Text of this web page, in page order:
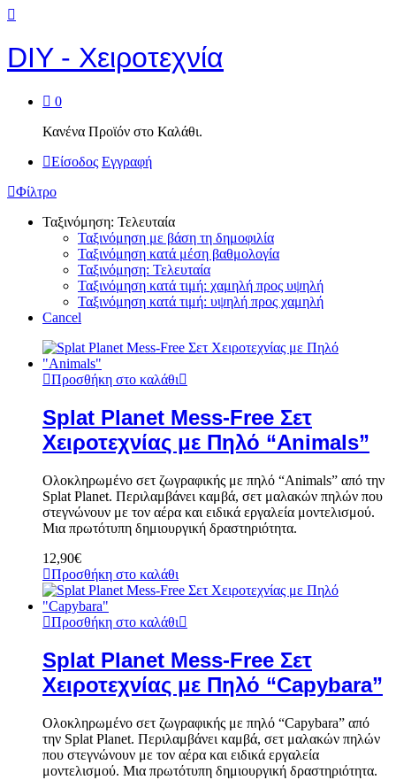
DIY - Χειροτεχνία
0
Κανένα Προϊόν στο Καλάθι.
Είσοδος Εγγραφή
Φίλτρο
Ταξινόμηση: Τελευταία
Ταξινόμηση με βάση τη δημοφιλία
Ταξινόμηση κατά μέση βαθμολογία
Ταξινόμηση: Τελευταία
Ταξινόμηση κατά τιμή: χαμηλή προς υψηλή
Ταξινόμηση κατά τιμή: υψηλή προς χαμηλή
Cancel
Προσθήκη στο καλάθι
Splat Planet Mess-Free Σετ
Χειροτεχνίας με Πηλό “Animals”
Ολοκληρωμένο σετ ζωγραφικής με πηλό “Animals” από την
Splat Planet. Περιλαμβάνει καμβά, σετ μαλακών πηλών που
στεγνώνουν με τον αέρα και ειδικά εργαλεία μοντελισμού.
Μια πρωτότυπη δημιουργική δραστηριότητα.
12,90€
Προσθήκη στο καλάθι
Προσθήκη στο καλάθι
Splat Planet Mess-Free Σετ
Χειροτεχνίας με Πηλό “Capybara”
Ολοκληρωμένο σετ ζωγραφικής με πηλό “Capybara” από
την Splat Planet. Περιλαμβάνει καμβά, σετ μαλακών πηλών
που στεγνώνουν με τον αέρα και ειδικά εργαλεία
μοντελισμού. Μια πρωτότυπη δημιουργική δραστηριότητα.